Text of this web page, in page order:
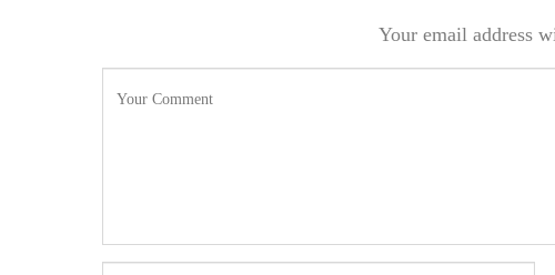
Your email address